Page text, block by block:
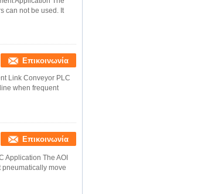
can not be used. It
Επικοινωνία
Link Conveyor PLC
when frequent
Επικοινωνία
Application The AOI
pneumatically move